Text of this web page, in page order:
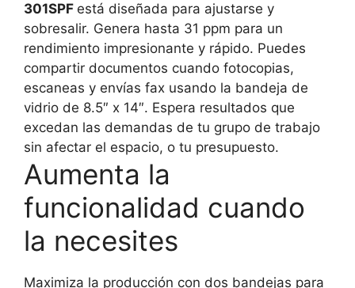
301SPF está diseñada para ajustarse y
sobresalir. Genera hasta 31 ppm para un
rendimiento impresionante y rápido. Puedes
compartir documentos cuando fotocopias,
escaneas y envías fax usando la bandeja de
vidrio de 8.5″ x 14″. Espera resultados que
excedan las demandas de tu grupo de trabajo
sin afectar el espacio, o tu presupuesto.
Aumenta la
funcionalidad cuando
la necesites
Maximiza la producción con dos bandejas para